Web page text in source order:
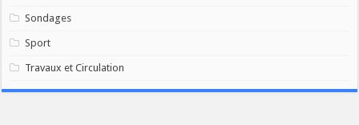
Sondages
Sport
Travaux et Circulation